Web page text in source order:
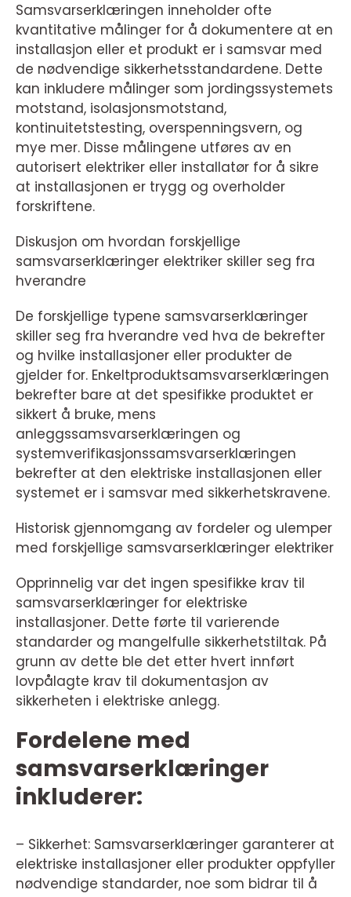
Samsvarserklæringen inneholder ofte
kvantitative målinger for å dokumentere at en
installasjon eller et produkt er i samsvar med
de nødvendige sikkerhetsstandardene. Dette
kan inkludere målinger som jordingssystemets
motstand, isolasjonsmotstand,
kontinuitetstesting, overspenningsvern, og
mye mer. Disse målingene utføres av en
autorisert elektriker eller installatør for å sikre
at installasjonen er trygg og overholder
forskriftene.
Diskusjon om hvordan forskjellige
samsvarserklæringer elektriker skiller seg fra
hverandre
De forskjellige typene samsvarserklæringer
skiller seg fra hverandre ved hva de bekrefter
og hvilke installasjoner eller produkter de
gjelder for. Enkeltproduktsamsvarserklæringen
bekrefter bare at det spesifikke produktet er
sikkert å bruke, mens
anleggssamsvarserklæringen og
systemverifikasjonssamsvarserklæringen
bekrefter at den elektriske installasjonen eller
systemet er i samsvar med sikkerhetskravene.
Historisk gjennomgang av fordeler og ulemper
med forskjellige samsvarserklæringer elektriker
Opprinnelig var det ingen spesifikke krav til
samsvarserklæringer for elektriske
installasjoner. Dette førte til varierende
standarder og mangelfulle sikkerhetstiltak. På
grunn av dette ble det etter hvert innført
lovpålagte krav til dokumentasjon av
sikkerheten i elektriske anlegg.
Fordelene med
samsvarserklæringer
inkluderer:
– Sikkerhet: Samsvarserklæringer garanterer at
elektriske installasjoner eller produkter oppfyller
nødvendige standarder, noe som bidrar til å